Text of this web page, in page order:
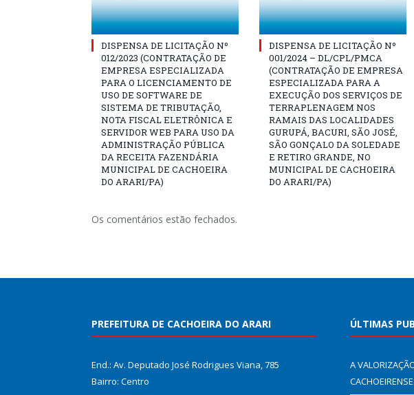
DISPENSA DE LICITAÇÃO Nº
012/2023 (CONTRATAÇÃO DE
EMPRESA ESPECIALIZADA
PARA O LICENCIAMENTO DE
USO DE SOFTWARE DE
SISTEMA DE TRIBUTAÇÃO,
NOTA FISCAL ELETRÔNICA E
SERVIDOR WEB PARA USO DA
ADMINISTRAÇÃO PÚBLICA
DA RECEITA FAZENDÁRIA
MUNICIPAL DE CACHOEIRA
DO ARARI/PA)
DISPENSA DE LICITAÇÃO Nº
001/2024 – DL/CPL/PMCA
(CONTRATAÇÃO DE EMPRESA
ESPECIALIZADA PARA A
EXECUÇÃO DOS SERVIÇOS DE
TERRAPLENAGEM NOS
RAMAIS DAS LOCALIDADES
GURUPÁ, BACURI, SÃO JOSÉ,
SÃO GONÇALO DA SOLEDADE
E RETIRO GRANDE, NO
MUNICIPAL DE CACHOEIRA
DO ARARI/PA)
Os comentários estão fechados.
PREFEITURA DE CACHOEIRA DO ARARI
End.: Av. Deputado José Rodrigues Viana, 785
Bairro: Centro
ÚLTIMAS
A